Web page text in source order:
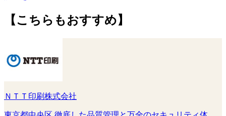
【こちらもおすすめ】
ＮＴＴ印刷株式会社